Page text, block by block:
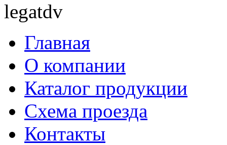
legatdv
Главная
О компании
Каталог продукции
Схема проезда
Контакты